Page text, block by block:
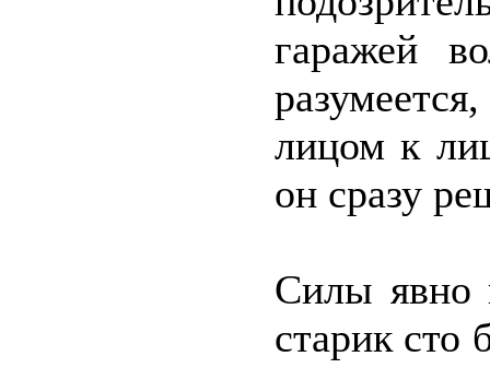
гаражей
лицом к
он сразу
Силы явно
старик сто